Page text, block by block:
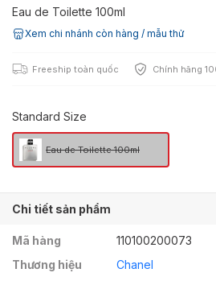
Eau de Toilette 100ml
Xem chi nhánh còn hàng / mẫu thử
Freeship toàn quốc Chính hãng
Standard Size
Eau de Toilette 100ml
Chi tiết sản phẩm
Mã hàng
110100200073
Thương hiệu
Chanel